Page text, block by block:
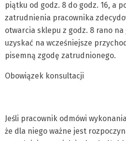
piątku od godz. 8 do godz. 16, a
zatrudnienia pracownika
otwarcia sklepu z godz. 8 rano na
uzyskać na wcześniejsze
pisemną zgodę zatrudnionego.
Obowiązek konsultacji
Jeśli pracownik odmówi
że dla niego ważne jest